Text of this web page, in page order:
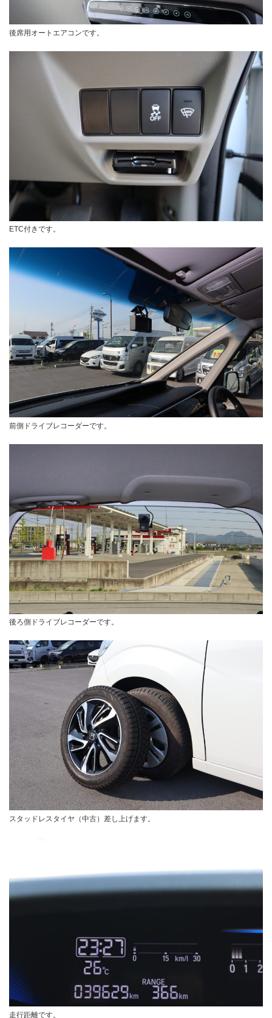
後席用オートエアコンです。
ETC付きです。
前側ドライブレコーダーです。
後ろ側ドライブレコーダーです。
スタッドレスタイヤ（中古）差し上げます。
走行距離です。